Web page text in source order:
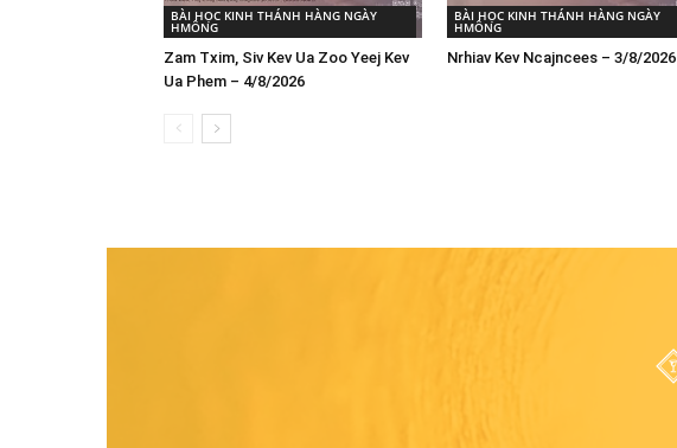
BÀI HỌC KINH THÁNH HÀNG NGÀY
HMÔNG
Zam Txim, Siv Kev Ua Zoo Yeej Kev
Ua Phem – 4/8/2026
BÀI HỌC KINH THÁNH HÀNG NGÀY
HMÔNG
Nrhiav Kev Ncajncees – 3/8/2026